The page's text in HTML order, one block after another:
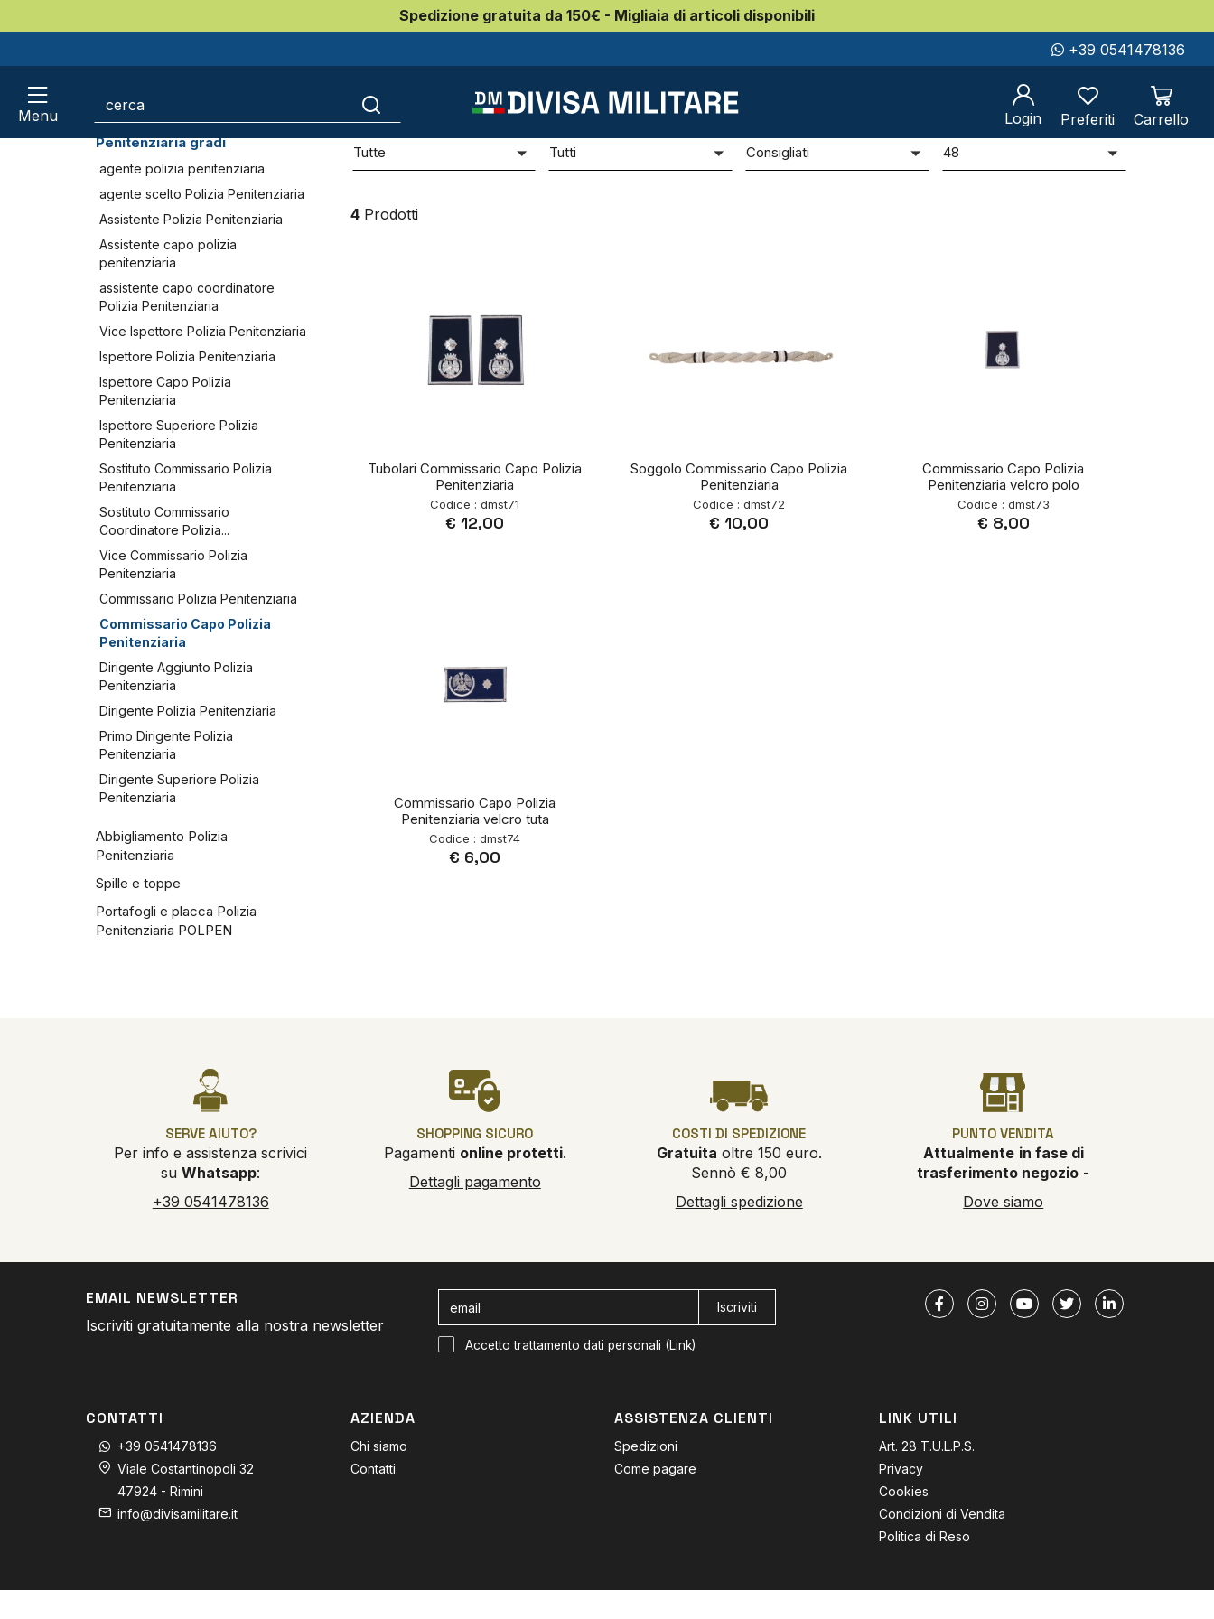
Spedizione gratuita da 150€ - Migliaia di articoli disponibili
+39 0541478136
Login Preferiti Carrello
Menu
Qualifiche Polizia Penitenziaria gradi Commissario Capo Polizia Penitenziaria
Qualifiche Polizia
Penitenziaria gradi
agente polizia penitenziaria
agente scelto Polizia Penitenziaria
Assistente Polizia Penitenziaria
Assistente capo polizia
penitenziaria
assistente capo coordinatore
Polizia Penitenziaria
Vice Ispettore Polizia Penitenziaria
Ispettore Polizia Penitenziaria
Ispettore Capo Polizia
Penitenziaria
Ispettore Superiore Polizia
Penitenziaria
Sostituto Commissario Polizia
Penitenziaria
Sostituto Commissario
Coordinatore Polizia...
Vice Commissario Polizia
Penitenziaria
Commissario Polizia Penitenziaria
Commissario Capo Polizia
Penitenziaria
Dirigente Aggiunto Polizia
Penitenziaria
Dirigente Polizia Penitenziaria
Primo Dirigente Polizia
Penitenziaria
Dirigente Superiore Polizia
Penitenziaria
Abbigliamento Polizia
Penitenziaria
Spille e toppe
Portafogli e placca Polizia
Penitenziaria POLPEN
Commissario Capo Polizia Penitenziaria
Marche
Tutte Tutti Consigliati
Prodotti per pag
48
4Prodotti
Tubolari Commissario Capo Polizia
Penitenziaria
Codice : dmst71
€ 12,00
Soggolo Commissario Capo Polizia
Penitenziaria
Codice : dmst72
€ 10,00
Commissario Capo Polizia
Penitenziaria velcro polo
Codice : dmst73
€ 8,00
Commissario Capo Polizia
Penitenziaria velcro tuta
Codice : dmst74
€ 6,00
SERVE AIUTO?
Per info e assistenza scrivici
suWhatsapp:
+39 0541478136
SHOPPING SICURO
Pagamenti online protetti.
Dettagli pagamento
COSTI DI SPEDIZIONE
Gratuita oltre 150 euro.
Sennò € 8,00
Dettagli spedizione
PUNTO VENDITA
Attualmente in fase di
trasferimento negozio -
Dove siamo
EMAIL NEWSLETTER
Iscriviti gratuitamente alla nostra newsletter
Iscriviti
Accetto trattamento dati personali (Link)
CONTATTI
+39 0541478136
Viale Costantinopoli 32
47924 - Rimini
info@divisamilitare.it
AZIENDA
Chi siamo
Contatti
ASSISTENZA CLIENTI
Spedizioni
Come pagare
LINK UTILI
Art. 28 T.U.L.P.S.
Privacy
Cookies
Condizioni di Vendita
Politica di Reso